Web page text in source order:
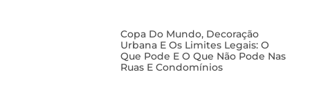
Copa Do Mundo, Decoração
Urbana E Os Limites Legais: O
Que Pode E O Que Não Pode Nas
Ruas E Condomínios